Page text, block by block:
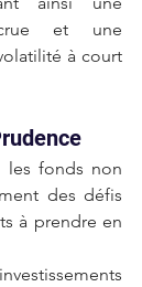
et une
à court
les fonds non
des défis
à prendre en